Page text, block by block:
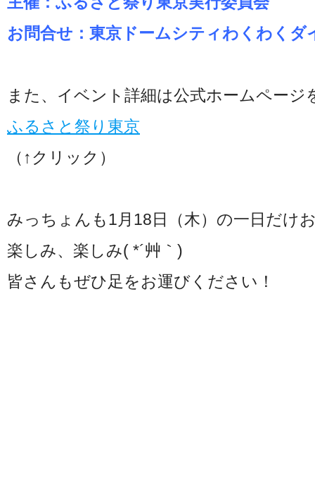
お問合せ：東京ドームシティわくわく
また、イベント詳細は公式ホームペー
ふるさと祭り東京
（↑クリック）
みっちょんも1月18日（木）の一日だけ
楽しみ、楽しみ( *´艸｀)
皆さんもぜひ足をお運びください！